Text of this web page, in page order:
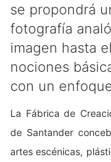
se propondrá
fotografía
imagen hasta
nociones
con un
La Fábrica de
de Santander
artes escénicas,